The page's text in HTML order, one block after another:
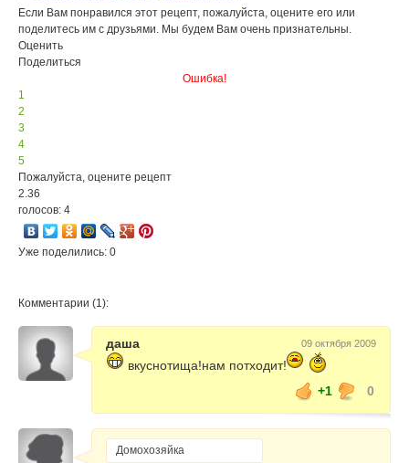
Если Вам понравился этот рецепт, пожалуйста, оцените его или
поделитесь им с друзьями. Мы будем Вам очень признательны.
Оценить
Поделиться
Ошибка!
1
2
3
4
5
Пожалуйста, оцените рецепт
2.36
голосов: 4
Уже поделились: 0
Комментарии (1):
даша 09 октября 2009
вкуснотища!нам потходит!
+1
0